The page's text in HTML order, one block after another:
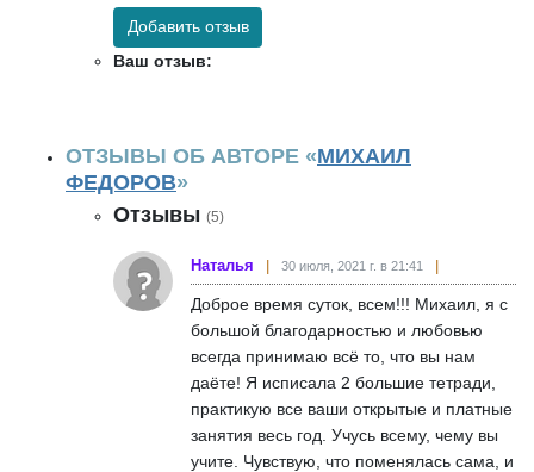
Добавить отзыв
Ваш отзыв:
ОТЗЫВЫ ОБ АВТОРЕ «МИХАИЛ
ФЕДОРОВ»
Отзывы (5)
Наталья 30 июля, 2021 г. в 21:41
Доброе время суток, всем!!! Михаил, я с
большой благодарностью и любовью
всегда принимаю всё то, что вы нам
даёте! Я исписала 2 большие тетради,
практикую все ваши открытые и платные
занятия весь год. Учусь всему, чему вы
учите. Чувствую, что поменялась сама, и